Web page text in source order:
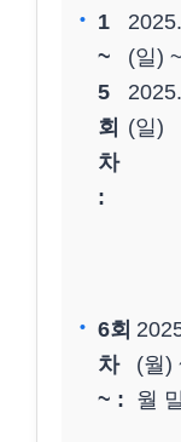
1
~
5
회
차
:
(일) ~
(일)
6회
차
~ :
(월)
월